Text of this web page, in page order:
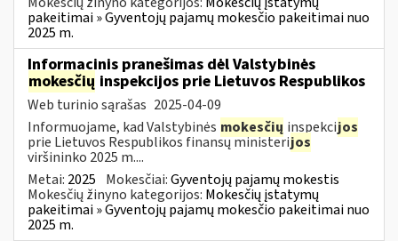
pakeitimai » Gyventojų pajamų mokesčio pakeitimai nuo
2025 m.
Informacinis pranešimas dėl Valstybinės
mokesčių inspekcijos prie Lietuvos Respublikos
Web turinio sąrašas 2025-04-09
Informuojame, kad Valstybinės mokesčių inspekcijos
prie Lietuvos Respublikos finansų ministerijos
viršininko 2025 m....
Metai: 2025 Mokesčiai:Gyventojų pajamų mokestis
Mokesčių žinyno kategorijos: Mokesčių įstatymų
pakeitimai » Gyventojų pajamų mokesčio pakeitimai nuo
2025 m.